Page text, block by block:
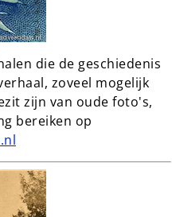
die de geschiedenis
zoveel mogelijk
zijn van oude foto's,
bereiken op